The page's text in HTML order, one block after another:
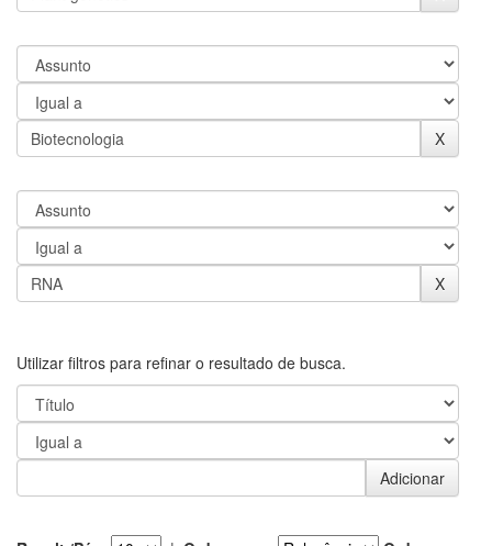
Utilizar filtros para refinar o resultado de busca.